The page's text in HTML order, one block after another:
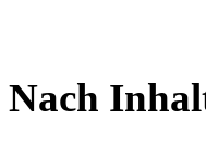
Nach